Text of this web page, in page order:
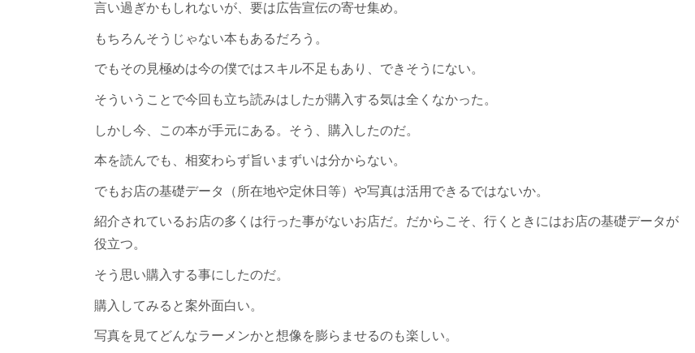
言い過ぎかもしれないが、要は広告宣伝の寄せ集め。
もちろんそうじゃない本もあるだろう。
でもその見極めは今の僕ではスキル不足もあり、できそうにない。
そういうことで今回も立ち読みはしたが購入する気は全くなかった。
しかし今、この本が手元にある。そう、購入したのだ。
本を読んでも、相変わらず旨いまずいは分からない。
でもお店の基礎データ（所在地や定休日等）や写真は活用できるではないか。
紹介されているお店の多くは行った事がないお店だ。だからこそ、行くときにはお店の基礎データが
役立つ。
そう思い購入する事にしたのだ。
購入してみると案外面白い。
写真を見てどんなラーメンかと想像を膨らませるのも楽しい。